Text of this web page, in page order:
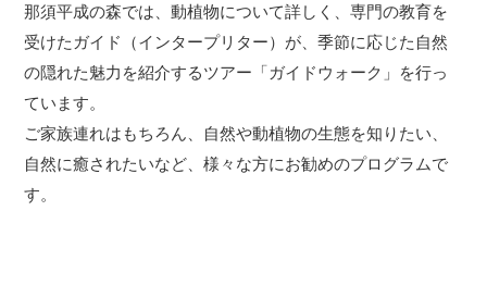
那須平成の森では、動植物について詳しく、専門の教育を
受けたガイド（インタープリター）が、季節に応じた自然
の隠れた魅力を紹介するツアー「ガイドウォーク」を行っ
ています。
ご家族連れはもちろん、自然や動植物の生態を知りたい、
自然に癒されたいなど、様々な方にお勧めのプログラムで
す。